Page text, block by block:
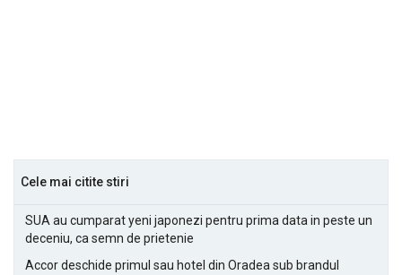
Cele mai citite stiri
SUA au cumparat yeni japonezi pentru prima data in peste un
deceniu, ca semn de prietenie
Accor deschide primul sau hotel din Oradea sub brandul